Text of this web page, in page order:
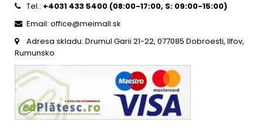
Tel.: +4031 433 5400 (08:00-17:00, S: 09:00-15:00)
Email: office@meimall.sk
Adresa skladu: Drumul Garii 21-22, 077085 Dobroesti, Ilfov,
Rumunsko